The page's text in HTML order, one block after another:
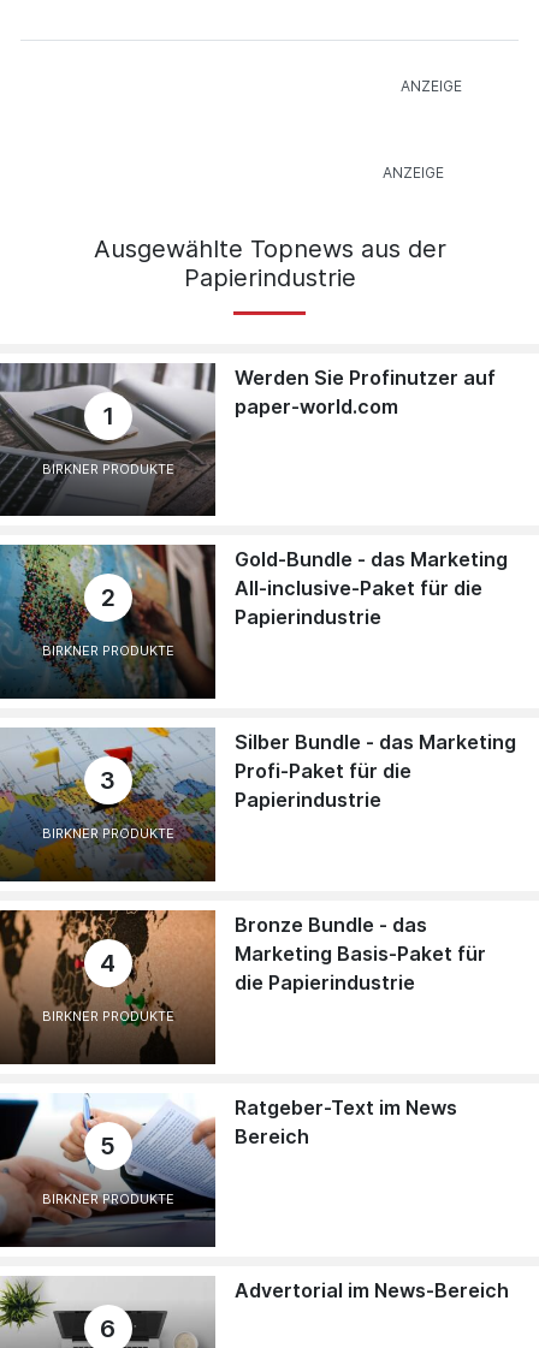
Ausgewählte Topnews aus der
Papierindustrie
1
BIRKNER PRODUKTE
Werden Sie Profinutzer auf
paper-world.com
2
BIRKNER PRODUKTE
Gold-Bundle - das Marketing
All-inclusive-Paket für die
Papierindustrie
3
BIRKNER PRODUKTE
Silber Bundle - das Marketing
Profi-Paket für die
Papierindustrie
4
BIRKNER PRODUKTE
Bronze Bundle - das
Marketing Basis-Paket für
die Papierindustrie
5
BIRKNER PRODUKTE
Ratgeber-Text im News
Bereich
6
Advertorial im News-Bereich